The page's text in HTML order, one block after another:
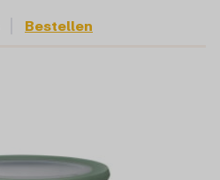
Bestellen